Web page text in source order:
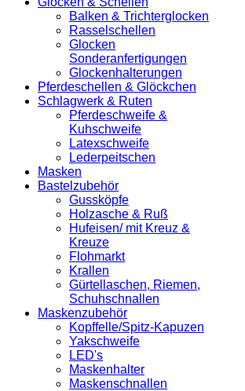
Balken & Trichterglocken
Rasselschellen
Glocken
Sonderanfertigungen
Glockenhalterungen
Pferdeschellen & Glöckchen
Schlagwerk & Ruten
Pferdeschweife &
Kuhschweife
Latexschweife
Lederpeitschen
Masken
Bastelzubehör
Gussköpfe
Holzasche & Ruß
Hufeisen/ mit Kreuz &
Kreuze
Flohmarkt
Krallen
Gürtellaschen, Riemen,
Schuhschnallen
Maskenzubehör
Kopffelle/Spitz-Kapuzen
Yakschweife
LED's
Maskenhalter
Maskenschnallen